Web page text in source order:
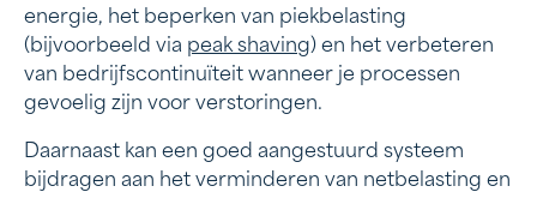
energie, het beperken van piekbelasting
(bijvoorbeeld via peak shaving) en het verbeteren
van bedrijfscontinuïteit wanneer je processen
gevoelig zijn voor verstoringen.
Daarnaast kan een goed aangestuurd systeem
bijdragen aan het verminderen van netbelasting en